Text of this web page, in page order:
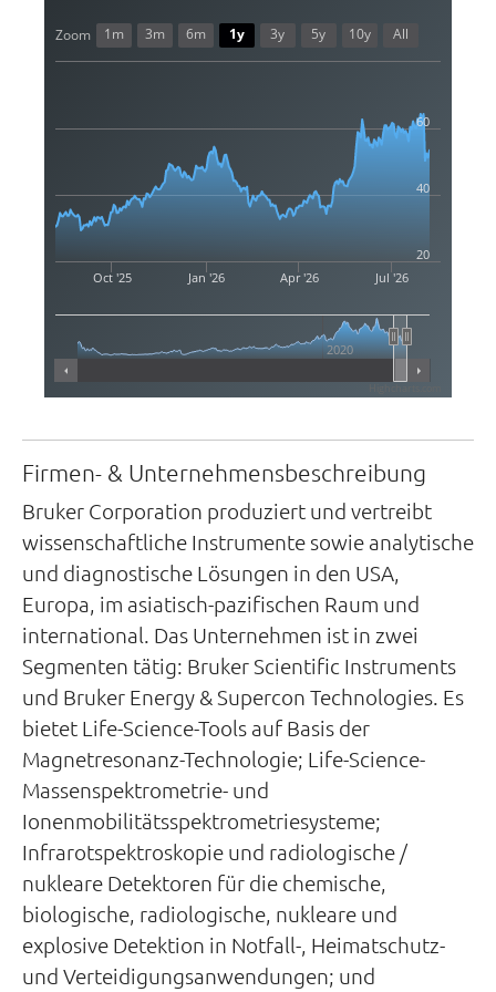
Oct '25 Jan '26 Apr '26 Jul '26
2020
40
60
20
Zoom 1m 3m 6m 1y 3y 5y 10y All
Firmen- & Unternehmensbeschreibung
Bruker Corporation produziert und vertreibt
wissenschaftliche Instrumente sowie analytische
und diagnostische Lösungen in den USA,
Europa, im asiatisch-pazifischen Raum und
international. Das Unternehmen ist in zwei
Segmenten tätig: Bruker Scientific Instruments
und Bruker Energy & Supercon Technologies. Es
bietet Life-Science-Tools auf Basis der
Magnetresonanz-Technologie; Life-Science-
Massenspektrometrie- und
Ionenmobilitätsspektrometriesysteme;
Infrarotspektroskopie und radiologische /
nukleare Detektoren für die chemische,
biologische, radiologische, nukleare und
explosive Detektion in Notfall-, Heimatschutz-
und Verteidigungsanwendungen; und